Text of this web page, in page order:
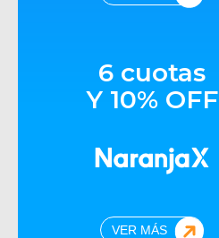
6 cuotas
Y 10% OFF
VER MÁS